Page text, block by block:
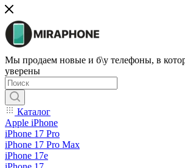
Мы продаем новые и б\у телефоны, в
уверены
Каталог
Apple iPhone
iPhone 17 Pro
iPhone 17 Pro Max
iPhone 17e